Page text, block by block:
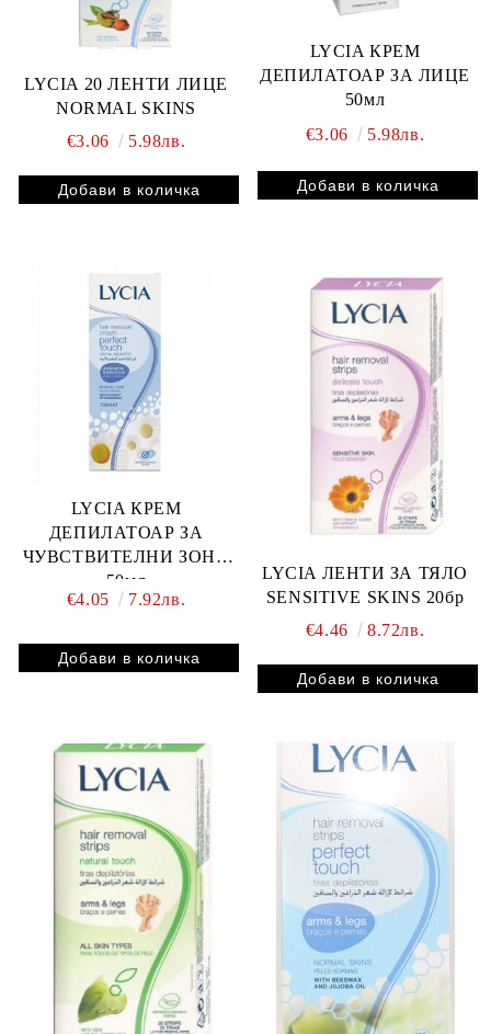
LYCIA 20 ЛЕНТИ ЛИЦЕ
NORMAL SKINS
€3.06
5.98лв.
LYCIA КРЕМ
ДЕПИЛАТОАР ЗА ЛИЦЕ
50мл
€3.06
5.98лв.
LYCIA КРЕМ
ДЕПИЛАТОАР ЗА
ЧУВСТВИТЕЛНИ ЗОНИ
50мл
€4.05
7.92лв.
LYCIA ЛЕНТИ ЗА ТЯЛО
SENSITIVE SKINS 20бр
€4.46
8.72лв.